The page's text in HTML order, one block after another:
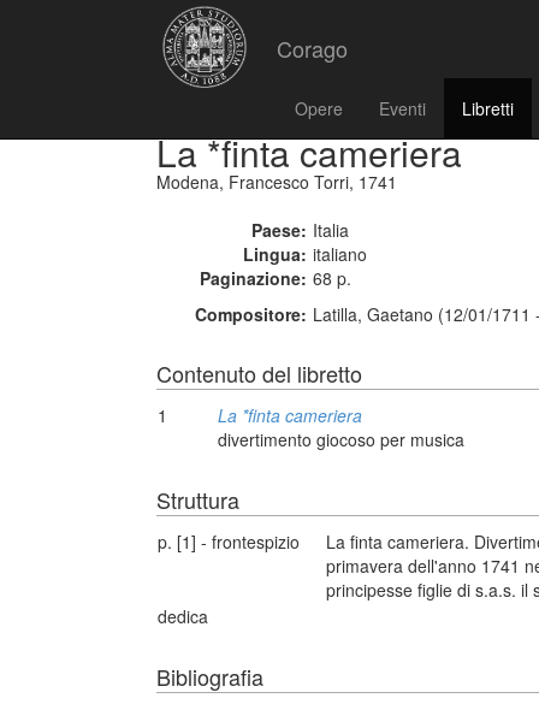
Corago
Opere Eventi Libretti
La *finta cameriera
Modena, Francesco Torri, 1741
Paese: Italia
Lingua: italiano
Paginazione: 68 p.
Compositore: Latilla, Gaetano (12/01/1711
Contenuto del libretto
1
La *finta cameriera
divertimento giocoso per musica
Struttura
p. [1] - frontespizio
La finta cameriera.
primavera dell'anno 1741
principesse figlie di s.a.s. il
dedica
Bibliografia